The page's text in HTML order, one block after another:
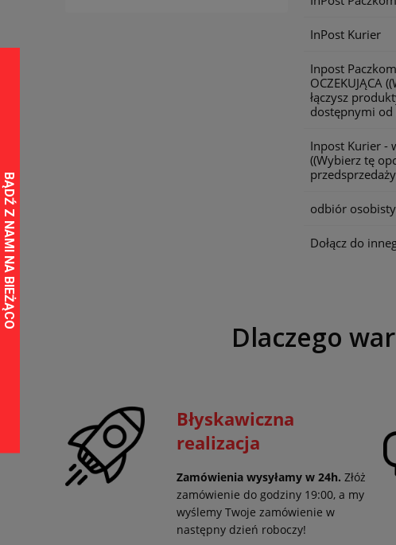
InPost Kurier
Inpost
OCZEKUJĄCA
łączysz
dostępnymi od
Inpost Kurier -
((Wybierz tę
odbiór osobisty
Dołącz do
Dlaczego
Błyskawiczna
realizacja
Zamówienia wysyłamy w 24h. Złóż
zamówienie do godziny 19:00, a my
wyślemy Twoje zamówienie w
następny dzień roboczy!